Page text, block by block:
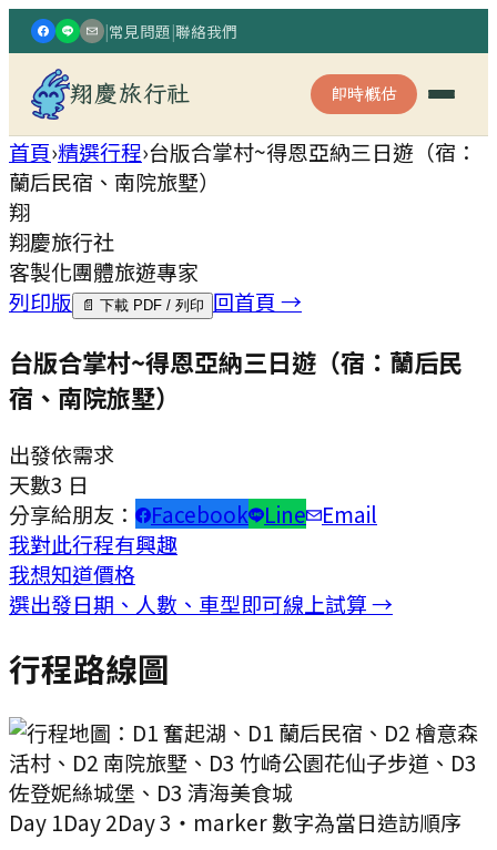
|常見問題|聯絡我們
翔慶旅行社 即時概估
首頁›精選行程›台版合掌村~得恩亞納三日遊（宿：
蘭后民宿、南院旅墅）
翔
翔慶旅行社
客製化團體旅遊專家
列印版
📄 下載 PDF / 列印 回首頁 →
台版合掌村~得恩亞納三日遊（宿：蘭后民
宿、南院旅墅）
出發依需求
天數3 日
分享給朋友：
Facebook Line
Email
我對此行程有興趣
我想知道價格
選出發日期、人數、車型即可線上試算 →
行程路線圖
Day 1Day2Day3 ・marker 數字為當日造訪順序